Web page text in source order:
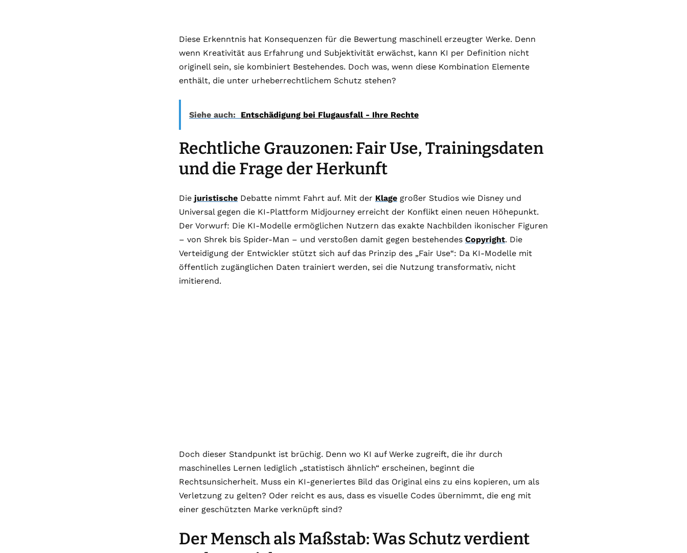
Diese Erkenntnis hat Konsequenzen für die Bewertung maschinell erzeugter Werke. Denn
wenn Kreativität aus Erfahrung und Subjektivität erwächst, kann KI per Definition nicht
originell sein, sie kombiniert Bestehendes. Doch was, wenn diese Kombination Elemente
enthält, die unter urheberrechtlichem Schutz stehen?
Siehe auch: Entschädigung bei Flugausfall - Ihre Rechte
Rechtliche Grauzonen: Fair Use, Trainingsdaten
und die Frage der Herkunft
Die juristische Debatte nimmt Fahrt auf. Mit der Klage großer Studios wie Disney und
Universal gegen die KI-Plattform Midjourney erreicht der Konflikt einen neuen Höhepunkt.
Der Vorwurf: Die KI-Modelle ermöglichen Nutzern das exakte Nachbilden ikonischer Figuren
– von Shrek bis Spider-Man – und verstoßen damit gegen bestehendes Copyright. Die
Verteidigung der Entwickler stützt sich auf das Prinzip des „Fair Use“: Da KI-Modelle mit
öffentlich zugänglichen Daten trainiert werden, sei die Nutzung transformativ, nicht
imitierend.
Doch dieser Standpunkt ist brüchig. Denn wo KI auf Werke zugreift, die ihr durch
maschinelles Lernen lediglich „statistisch ähnlich“ erscheinen, beginnt die
Rechtsunsicherheit. Muss ein KI-generiertes Bild das Original eins zu eins kopieren, um als
Verletzung zu gelten? Oder reicht es aus, dass es visuelle Codes übernimmt, die eng mit
einer geschützten Marke verknüpft sind?
Der Mensch als Maßstab: Was Schutz verdient